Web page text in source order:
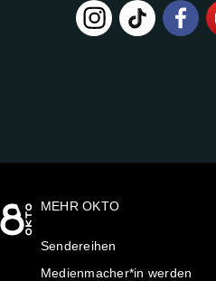
MEHR OKTO
Sendereihen
Medienmacher*in werden